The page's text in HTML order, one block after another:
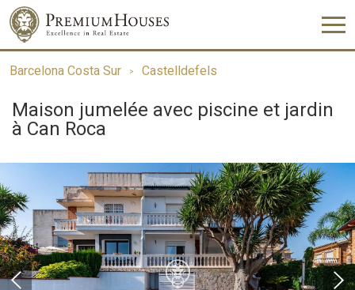
Barcelona Costa Sur Castelldefels
Maison jumelée avec piscine et jardin
à Can Roca